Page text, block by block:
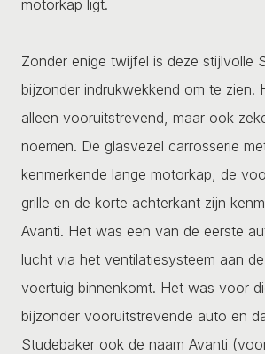
motorkap ligt.
Zonder enige twijfel is deze stijlvolle
bijzonder indrukwekkend om te zien.
alleen vooruitstrevend, maar ook
noemen. De glasvezel carrosserie
kenmerkende lange motorkap, de
grille en de korte achterkant zijn
Avanti. Het was een van de eerste
lucht via het ventilatiesysteem aan
voertuig binnenkomt. Het was voor
bijzonder vooruitstrevende auto en
Studebaker ook de naam Avanti